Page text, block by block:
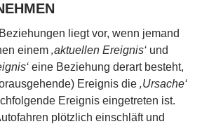
liegt vor, wenn jemand
einem ‚aktuellen Ereignis‘ und
eine Beziehung derart besteht,
Ereignis die ‚Ursache‘
Ereignis eingetreten ist.
plötzlich einschläft und